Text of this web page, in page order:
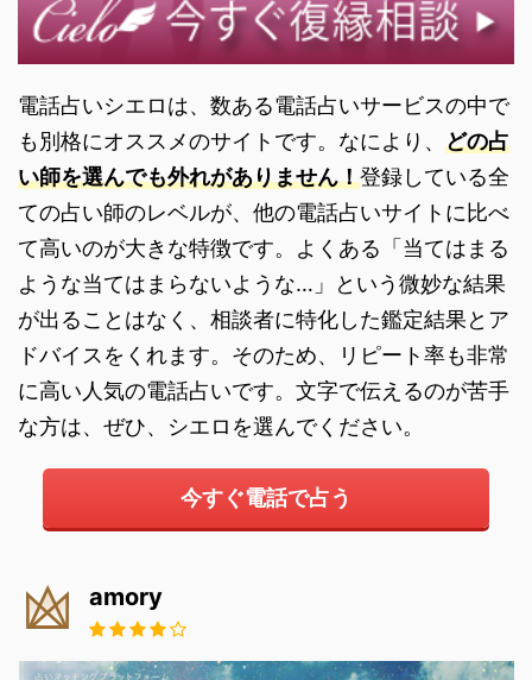
電話占いシエロは、数ある電話占いサービスの中で
も別格にオススメのサイトです。なにより、 どの占
い師を選んでも外れがありません！登録している全
ての占い師のレベルが、他の電話占いサイトに比べ
て高いのが大きな特徴です。よくある「当てはまる
ような当てはまらないような…」という微妙な結果
が出ることはなく、相談者に特化した鑑定結果とア
ドバイスをくれます。そのため、リピート率も非常
に高い人気の電話占いです。文字で伝えるのが苦手
な方は、ぜひ、シエロを選んでください。
今すぐ電話で占う
amory